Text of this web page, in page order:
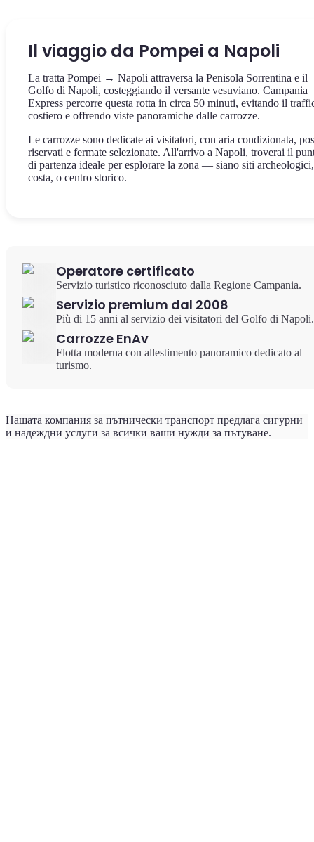
Il viaggio da Pompei a Napoli
La tratta Pompei → Napoli attraversa la Penisola Sorrentina e il
Golfo di Napoli, costeggiando il versante vesuviano. Campania
Express percorre questa rotta in circa 50 minuti, evitando il
costiero e offrendo viste panoramiche dalle carrozze.
Le carrozze sono dedicate ai visitatori, con aria condizionata,
riservati e fermate selezionate. All'arrivo a Napoli, troverai il
di partenza ideale per esplorare la zona — siano siti archeologici,
costa, o centro storico.
Operatore certificato
Servizio turistico riconosciuto dalla Regione Campania.
Servizio premium dal 2008
Più di 15 anni al servizio dei visitatori del Golfo di Napoli.
Carrozze EnAv
Flotta moderna con allestimento panoramico dedicato al
turismo.
Нашата компания за пътнически транспорт предлага сигурни
и надеждни услуги за всички ваши нужди за пътуване.